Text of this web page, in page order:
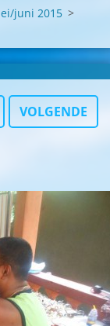
juni 2015 >
VOLGENDE